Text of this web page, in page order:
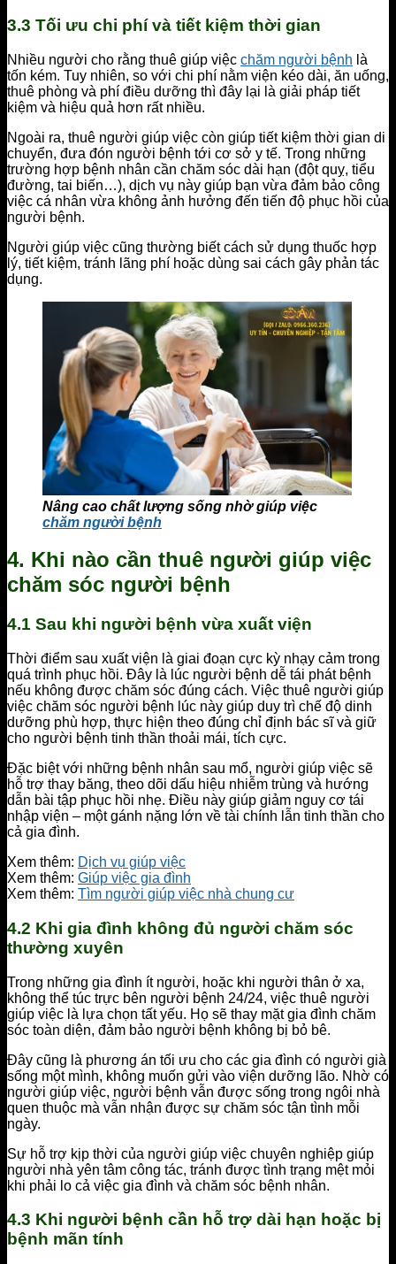
3.3 Tối ưu chi phí và tiết kiệm thời gian
Nhiều người cho rằng thuê giúp việc chăm người bệnh là
tốn kém. Tuy nhiên, so với chi phí nằm viện kéo dài, ăn uống,
thuê phòng và phí điều dưỡng thì đây lại là giải pháp tiết
kiệm và hiệu quả hơn rất nhiều.
Ngoài ra, thuê người giúp việc còn giúp tiết kiệm thời gian di
chuyển, đưa đón người bệnh tới cơ sở y tế. Trong những
trường hợp bệnh nhân cần chăm sóc dài hạn (đột quỵ, tiểu
đường, tai biến…), dịch vụ này giúp bạn vừa đảm bảo công
việc cá nhân vừa không ảnh hưởng đến tiến độ phục hồi của
người bệnh.
Người giúp việc cũng thường biết cách sử dụng thuốc hợp
lý, tiết kiệm, tránh lãng phí hoặc dùng sai cách gây phản tác
dụng.
Nâng cao chất lượng sống nhờ giúp việc
chăm người bệnh
4. Khi nào cần thuê người giúp việc
chăm sóc người bệnh
4.1 Sau khi người bệnh vừa xuất viện
Thời điểm sau xuất viện là giai đoạn cực kỳ nhạy cảm trong
quá trình phục hồi. Đây là lúc người bệnh dễ tái phát bệnh
nếu không được chăm sóc đúng cách. Việc thuê người giúp
việc chăm sóc người bệnh lúc này giúp duy trì chế độ dinh
dưỡng phù hợp, thực hiện theo đúng chỉ định bác sĩ và giữ
cho người bệnh tinh thần thoải mái, tích cực.
Đặc biệt với những bệnh nhân sau mổ, người giúp việc sẽ
hỗ trợ thay băng, theo dõi dấu hiệu nhiễm trùng và hướng
dẫn bài tập phục hồi nhẹ. Điều này giúp giảm nguy cơ tái
nhập viện – một gánh nặng lớn về tài chính lẫn tinh thần cho
cả gia đình.
Xem thêm: Dịch vụ giúp việc
Xem thêm: Giúp việc gia đình
Xem thêm: Tìm người giúp việc nhà chung cư
4.2 Khi gia đình không đủ người chăm sóc
thường xuyên
Trong những gia đình ít người, hoặc khi người thân ở xa,
không thể túc trực bên người bệnh 24/24, việc thuê người
giúp việc là lựa chọn tất yếu. Họ sẽ thay mặt gia đình chăm
sóc toàn diện, đảm bảo người bệnh không bị bỏ bê.
Đây cũng là phương án tối ưu cho các gia đình có người già
sống một mình, không muốn gửi vào viện dưỡng lão. Nhờ có
người giúp việc, người bệnh vẫn được sống trong ngôi nhà
quen thuộc mà vẫn nhận được sự chăm sóc tận tình mỗi
ngày.
Sự hỗ trợ kịp thời của người giúp việc chuyên nghiệp giúp
người nhà yên tâm công tác, tránh được tình trạng mệt mỏi
khi phải lo cả việc gia đình và chăm sóc bệnh nhân.
4.3 Khi người bệnh cần hỗ trợ dài hạn hoặc bị
bệnh mãn tính